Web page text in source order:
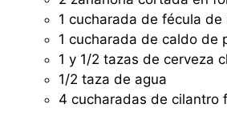
1 cucharada de fécula de
1 cucharada de caldo de
1 y 1/2 tazas de cerveza
1/2 taza de agua
4 cucharadas de cilantro